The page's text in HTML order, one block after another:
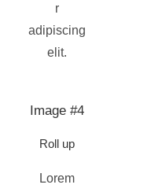
r
adipiscing
elit.
Image #4
Roll up
Lorem